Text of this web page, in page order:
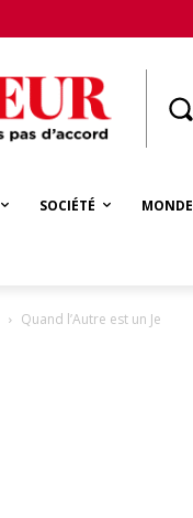
SOCIÉTÉ MONDE
Quand l’Autre est un Je